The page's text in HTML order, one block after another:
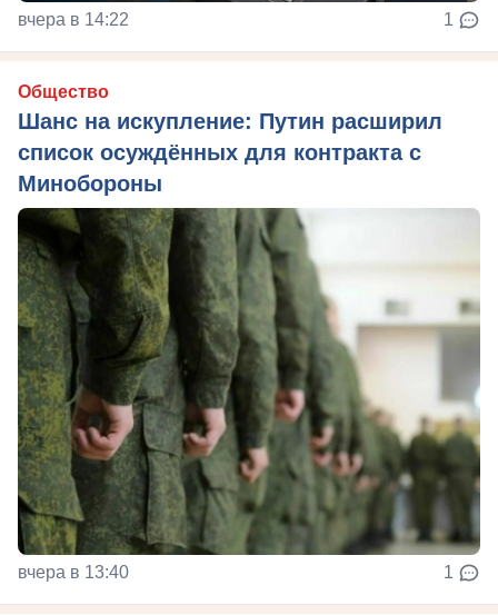
вчера в 14:22 1
Общество
Шанс на искупление: Путин расширил
список осуждённых для контракта с
Минобороны
вчера в 13:40 1